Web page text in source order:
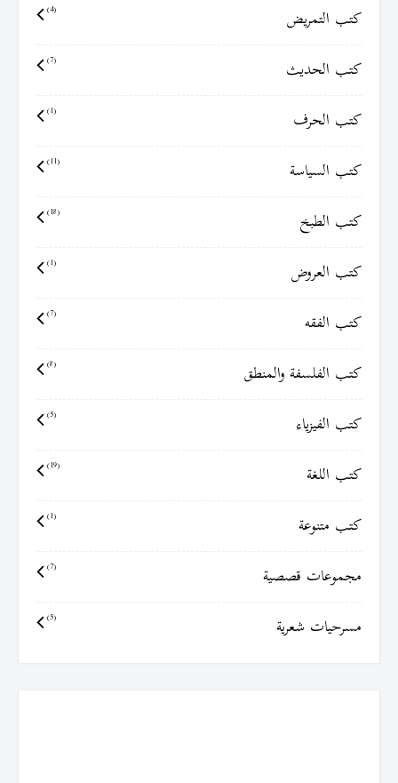
كتب التمريض (4)
كتب الحديث (7)
كتب الحرف (1)
كتب السياسة (11)
كتب الطبخ (18)
كتب العروض (1)
كتب الفقه (7)
كتب الفلسفة والمنطق (8)
كتب الفيزياء (5)
كتب اللغة (19)
كتب متنوعة (1)
مجموعات قصصية (7)
مسرحيات شعرية (5)